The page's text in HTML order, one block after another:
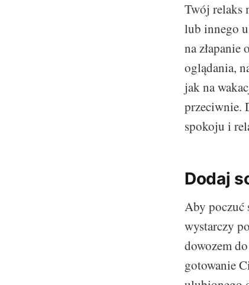
Twój relaks
lub innego
na złapanie
oglądania,
jak na
przeciwnie.
spokoju i
Dodaj
Aby poczuć
wystarczy
dowozem
gotowanie